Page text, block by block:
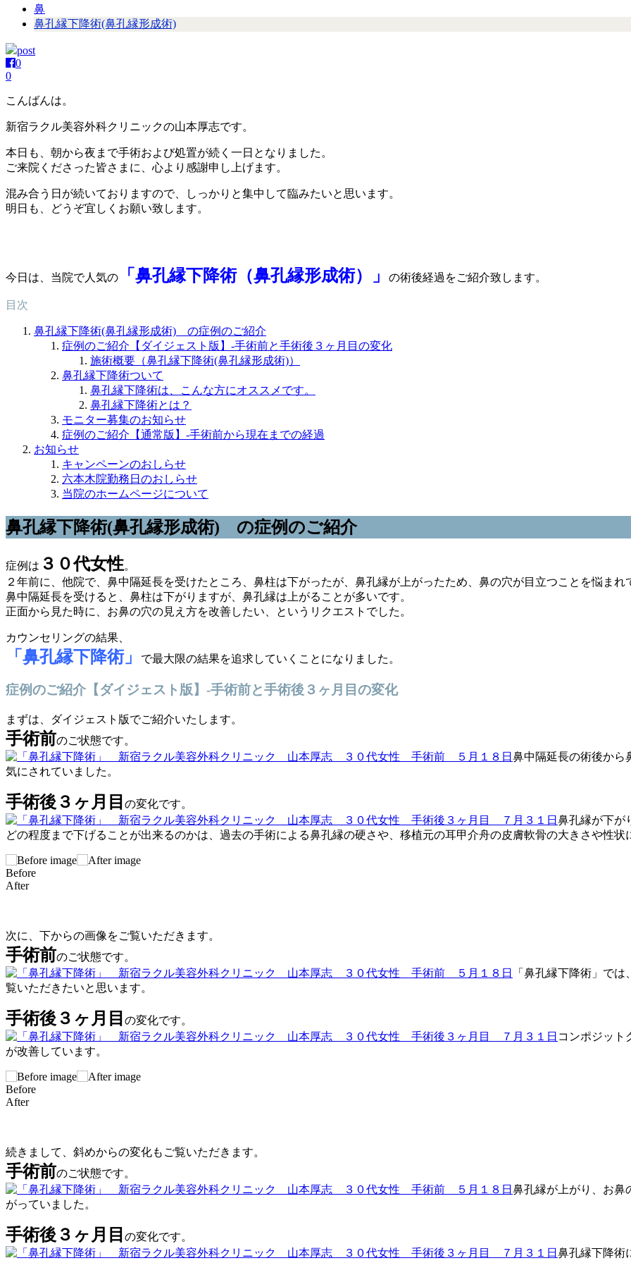
鼻
鼻孔縁下降術(鼻孔縁形成術)
post
0
0
こんばんは。
新宿ラクル美容外科クリニックの山本厚志です。
本日も、朝から夜まで手術および処置が続く一日となりました。
ご来院くださった皆さまに、心より感謝申し上げます。
混み合う日が続いておりますので、しっかりと集中して臨みたいと思います。
明日も、どうぞ宜しくお願い致します。
今日は、当院で人気の 「鼻孔縁下降術（鼻孔縁形成術）」 の術後経過をご紹介致します。
目次
鼻孔縁下降術(鼻孔縁形成術) の症例のご紹介
症例のご紹介【ダイジェスト版】-手術前と手術後３ヶ月目の変化
施術概要（鼻孔縁下降術(鼻孔縁形成術)）
鼻孔縁下降術ついて
鼻孔縁下降術は、こんな方にオススメです。
鼻孔縁下降術とは？
モニター募集のお知らせ
症例のご紹介【通常版】-手術前から現在までの経過
お知らせ
キャンペーンのおしらせ
六本木院勤務日のおしらせ
当院のホームページについて
鼻孔縁下降術(鼻孔縁形成術) の症例のご紹介
症例は ３０代女性。
２年前に、他院で、鼻中隔延長を受けたところ、鼻柱は下がったが、鼻孔縁が上がったため、鼻の穴が目立つことを悩まれ
鼻中隔延長を受けると、鼻柱は下がりますが、鼻孔縁は上がることが多いです。
正面から見た時に、お鼻の穴の見え方を改善したい、というリクエストでした。
カウンセリングの結果、
「鼻孔縁下降術」 で最大限の結果を追求していくことになりました。
症例のご紹介【ダイジェスト版】-手術前と手術後３ヶ月目の変化
まずは、ダイジェスト版でご紹介いたします。
手術前のご状態です。
鼻中隔延長の術後から
気にされていました。
手術後３ヶ月目 の変化です。
鼻孔縁が下が
どの程度まで下げることが出来るのかは、過去の手術による鼻孔縁の硬さや、移植元の耳甲介舟の皮膚軟骨の大きさや性状
Before
After
次に、下からの画像をご覧いただきます。
手術前のご状態です。
「鼻孔縁下降術」で
覧いただきたいと思います。
手術後３ヶ月目 の変化です。
コンポジット
が改善しています。
Before
After
続きまして、斜めからの変化もご覧いただきます。
手術前のご状態です。
鼻孔縁が上がり、お鼻
がっていました。
手術後３ヶ月目 の変化です。
鼻孔縁下降術